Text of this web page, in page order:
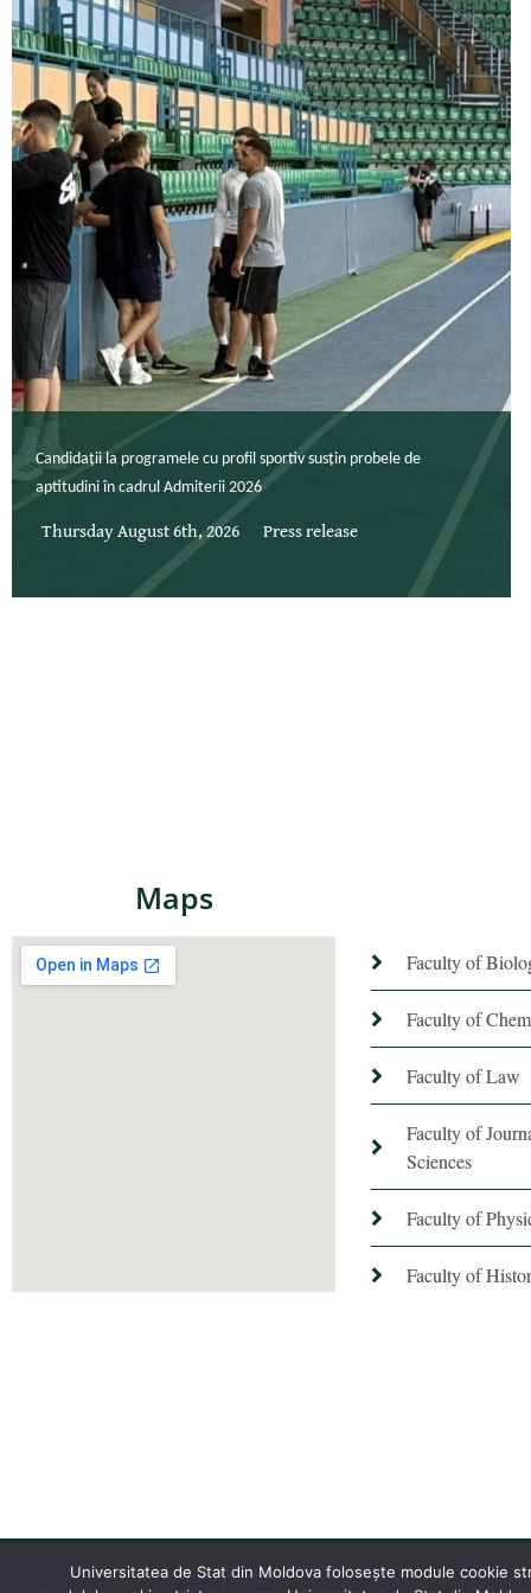
Candidații la programele cu profil sportiv susțin probele de
aptitudini în cadrul Admiterii 2026
Thursday August 6th, 2026 Press release
Maps
Faculty of
Faculty of
Faculty of Law
Faculty of
Sciences
Faculty of
Faculty of
Universitatea de Stat din Moldova folosește module cookie